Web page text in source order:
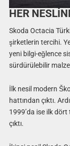
HER
Skoda Octacia
şirketlerin tercihi.
yeni bilgi-eğlence
sürdürülebilir
İlk nesil modern
hattından çıktı.
1999’da ise ilk
çıktı.